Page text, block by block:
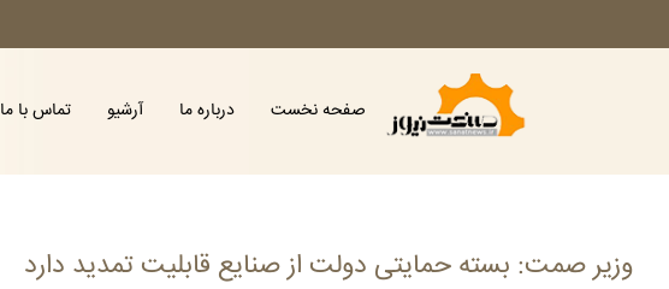
صفحه نخست درباره ما آرشیو تماس با ما
وزیر صمت: بسته حمایتی دولت از صنایع قابلیت تمدید دارد